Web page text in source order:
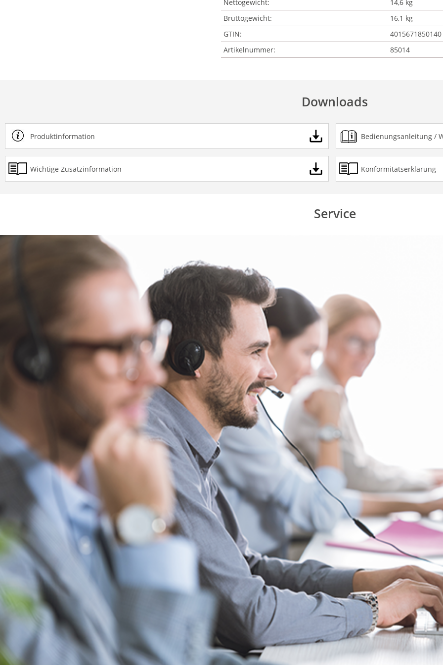
Nettogewicht:
14,6 kg
Bruttogewicht:
16,1 kg
GTIN:
4015671850140
Artikelnummer:
85014
Downloads
Produktinformation Bedienungsanleitung /
Wichtige Zusatzinformation Konformitätserklärung
Service